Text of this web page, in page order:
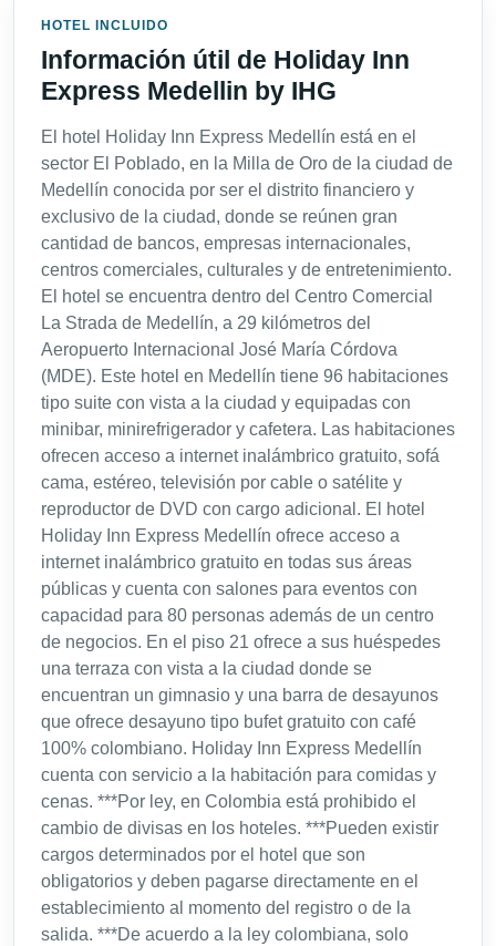
HOTEL INCLUIDO
Información útil de Holiday Inn
Express Medellin by IHG
El hotel Holiday Inn Express Medellín está en el
sector El Poblado, en la Milla de Oro de la ciudad de
Medellín conocida por ser el distrito financiero y
exclusivo de la ciudad, donde se reúnen gran
cantidad de bancos, empresas internacionales,
centros comerciales, culturales y de entretenimiento.
El hotel se encuentra dentro del Centro Comercial
La Strada de Medellín, a 29 kilómetros del
Aeropuerto Internacional José María Córdova
(MDE). Este hotel en Medellín tiene 96 habitaciones
tipo suite con vista a la ciudad y equipadas con
minibar, minirefrigerador y cafetera. Las habitaciones
ofrecen acceso a internet inalámbrico gratuito, sofá
cama, estéreo, televisión por cable o satélite y
reproductor de DVD con cargo adicional. El hotel
Holiday Inn Express Medellín ofrece acceso a
internet inalámbrico gratuito en todas sus áreas
públicas y cuenta con salones para eventos con
capacidad para 80 personas además de un centro
de negocios. En el piso 21 ofrece a sus huéspedes
una terraza con vista a la ciudad donde se
encuentran un gimnasio y una barra de desayunos
que ofrece desayuno tipo bufet gratuito con café
100% colombiano. Holiday Inn Express Medellín
cuenta con servicio a la habitación para comidas y
cenas. ***Por ley, en Colombia está prohibido el
cambio de divisas en los hoteles. ***Pueden existir
cargos determinados por el hotel que son
obligatorios y deben pagarse directamente en el
establecimiento al momento del registro o de la
salida. ***De acuerdo a la ley colombiana, solo